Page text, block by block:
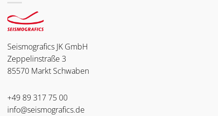
Seismografics JK GmbH
Zeppelinstraße 3
85570 Markt Schwaben
+49 89 317 75 00
info@seismografics.de